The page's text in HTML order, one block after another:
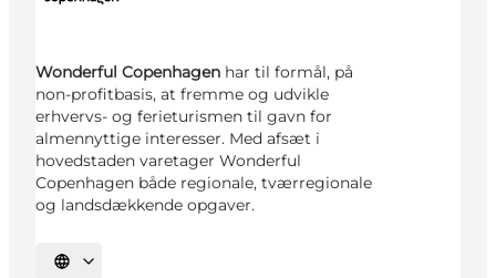
Wonderful Copenhagen har til formål, på
non-profitbasis, at fremme og udvikle
erhvervs- og ferieturismen til gavn for
almennyttige interesser. Med afsæt i
hovedstaden varetager Wonderful
Copenhagen både regionale, tværregionale
og landsdækkende opgaver.
Vælg sprog